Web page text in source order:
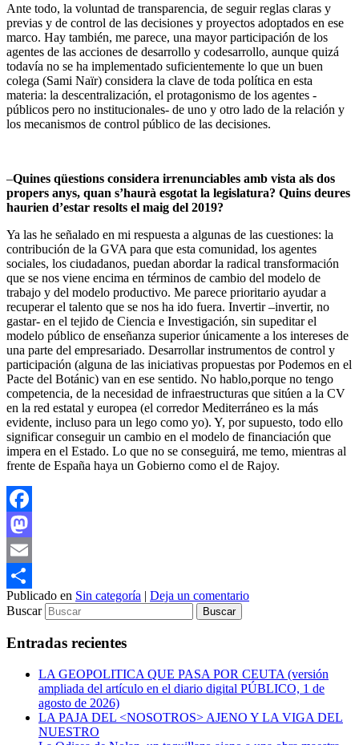
Ante todo, la voluntad de transparencia, de seguir reglas claras y
previas y de control de las decisiones y proyectos adoptados en ese
marco. Hay también, me parece, una mayor participación de los
agentes de las acciones de desarrollo y codesarrollo, aunque quizá
todavía no se ha implementado suficientemente lo que un buen
colega (Sami Naïr) considera la clave de toda política en esta
materia: la descentralización, el protagonismo de los agentes -
públicos pero no institucionales- de uno y otro lado de la relación y
los mecanismos de control público de las decisiones.
–Quines qüestions considera irrenunciables amb vista als dos
propers anys, quan s’haurà esgotat la legislatura? Quins deures
haurien d’estar resolts el maig del 2019?
Ya las he señalado en mi respuesta a algunas de las cuestiones: la
contribución de la GVA para que esta comunidad, los agentes
sociales, los ciudadanos, puedan abordar la radical transformación
que se nos viene encima en términos de cambio del modelo de
trabajo y del modelo productivo. Me parece prioritario ayudar a
recuperar el talento que se nos ha ido fuera. Invertir –invertir, no
gastar- en el tejido de Ciencia e Investigación, sin supeditar el
modelo público de enseñanza superior únicamente a los intereses de
una parte del empresariado. Desarrollar instrumentos de control y
participación (alguna de las iniciativas propuestas por Podemos en el
Pacte del Botánic) van en ese sentido. No hablo,porque no tengo
competencia, de la necesidad de infraestructuras que sitúen a la CV
en la red estatal y europea (el corredor Mediterráneo es la más
evidente, incluso para un lego como yo). Y, por supuesto, todo ello
significar conseguir un cambio en el modelo de financiación que
impera en el Estado. Lo que no se conseguirá, me temo, mientras al
frente de España haya un Gobierno como el de Rajoy.
Facebook
Mastodon
Email
Compartir
Publicado en Sin categoría | Deja un comentario
Buscar
Entradas recientes
LA GEOPOLITICA QUE PASA POR CEUTA (versión
ampliada del artículo en el diario digital PÚBLICO, 1 de
agosto de 2026)
LA PAJA DEL <NOSOTROS> AJENO Y LA VIGA DEL
NUESTRO